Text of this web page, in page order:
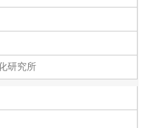
研究所